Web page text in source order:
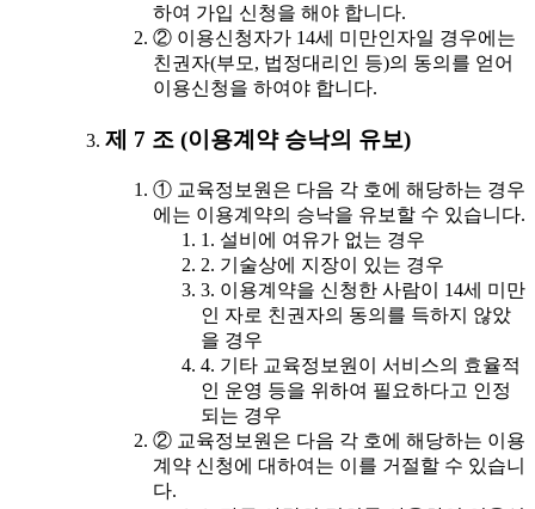
하여 가입 신청을 해야 합니다.
② 이용신청자가 14세 미만인자일 경우에는
친권자(부모, 법정대리인 등)의 동의를 얻어
이용신청을 하여야 합니다.
제 7 조 (이용계약 승낙의 유보)
① 교육정보원은 다음 각 호에 해당하는 경우
에는 이용계약의 승낙을 유보할 수 있습니다.
1. 설비에 여유가 없는 경우
2. 기술상에 지장이 있는 경우
3. 이용계약을 신청한 사람이 14세 미만
인 자로 친권자의 동의를 득하지 않았
을 경우
4. 기타 교육정보원이 서비스의 효율적
인 운영 등을 위하여 필요하다고 인정
되는 경우
② 교육정보원은 다음 각 호에 해당하는 이용
계약 신청에 대하여는 이를 거절할 수 있습니
다.